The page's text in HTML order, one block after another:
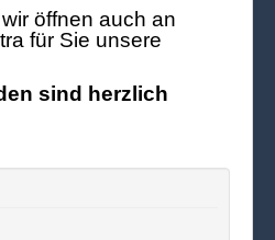
öffnen auch an
für Sie unsere
sind herzlich